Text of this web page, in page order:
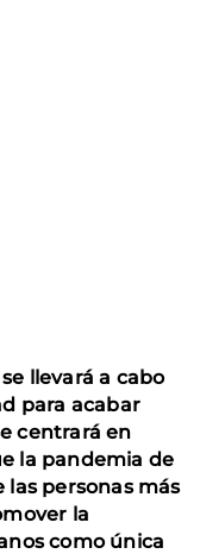
llevará a cabo
para acabar
centrará en
la pandemia de
personas más
la
como única